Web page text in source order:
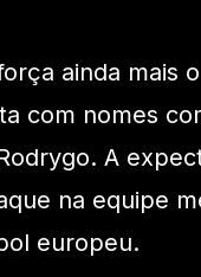
ainda mais
com nomes
A
na equipe
europeu.